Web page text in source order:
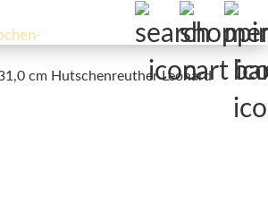
cm Hutschenreuther Leonard